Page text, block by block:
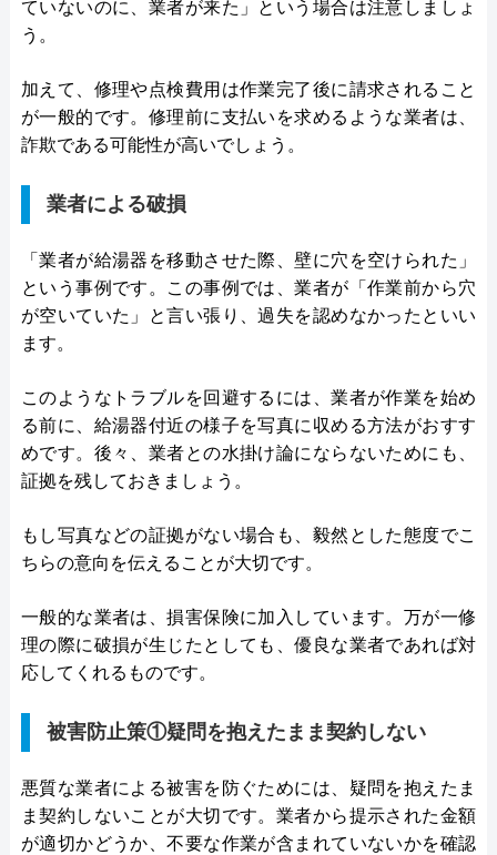
ていないのに、業者が来た」という場合は注意しましょ
う。
加えて、修理や点検費用は作業完了後に請求されること
が一般的です。修理前に支払いを求めるような業者は、
詐欺である可能性が高いでしょう。
業者による破損
「業者が給湯器を移動させた際、壁に穴を空けられた」
という事例です。この事例では、業者が「作業前から穴
が空いていた」と言い張り、過失を認めなかったといい
ます。
このようなトラブルを回避するには、業者が作業を始め
る前に、給湯器付近の様子を写真に収める方法がおすす
めです。後々、業者との水掛け論にならないためにも、
証拠を残しておきましょう。
もし写真などの証拠がない場合も、毅然とした態度でこ
ちらの意向を伝えることが大切です。
一般的な業者は、損害保険に加入しています。万が一修
理の際に破損が生じたとしても、優良な業者であれば対
応してくれるものです。
被害防止策①疑問を抱えたまま契約しない
悪質な業者による被害を防ぐためには、疑問を抱えたま
ま契約しないことが大切です。業者から提示された金額
が適切かどうか、不要な作業が含まれていないかを確認